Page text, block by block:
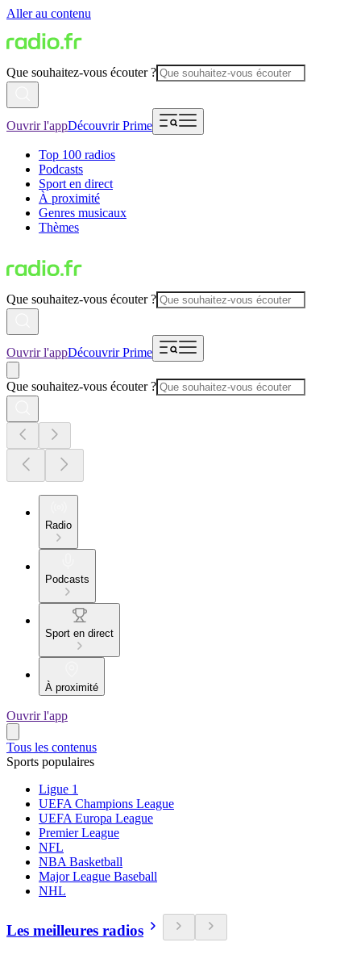
Aller au contenu
Que souhaitez-vous écouter ?
Ouvrir l'appDécouvrir Prime
Top 100 radios
Podcasts
Sport en direct
À proximité
Genres musicaux
Thèmes
Que souhaitez-vous écouter ?
Ouvrir l'appDécouvrir Prime
Que souhaitez-vous écouter ?
Radio
Podcasts
Sport en direct
À proximité
Ouvrir l'app
Tous les contenus
Sports populaires
Ligue 1
UEFA Champions League
UEFA Europa League
Premier League
NFL
NBA Basketball
Major League Baseball
NHL
Les meilleures radios